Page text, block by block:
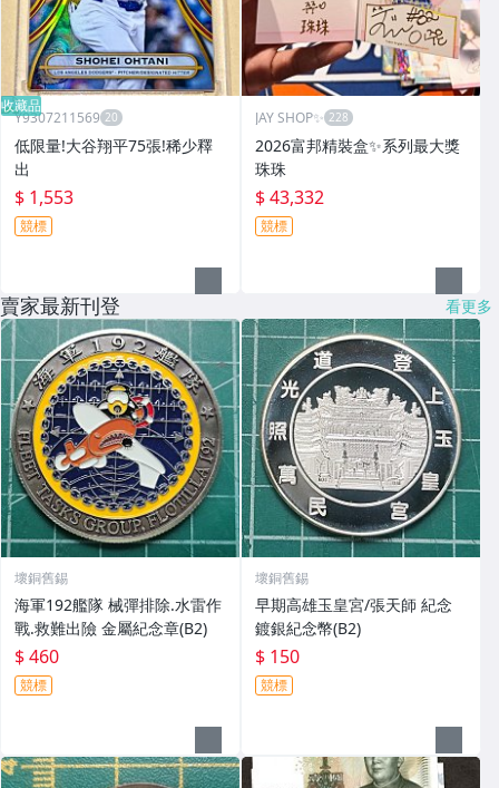
收藏品
Y9307211569
低限量!大谷翔平75張!稀少釋
出
$ 1,553
競標
JAY SHOP✨
2026富邦精裝盒✨系列最大獎
珠珠
$ 43,332
競標
賣家最新刊登 看更多
壞銅舊錫
海軍192艦隊 械彈排除.水雷作
戰.救難出險 金屬紀念章(B2)
$ 460
競標
壞銅舊錫
早期高雄玉皇宮/張天師 紀念
鍍銀紀念幣(B2)
$ 150
競標